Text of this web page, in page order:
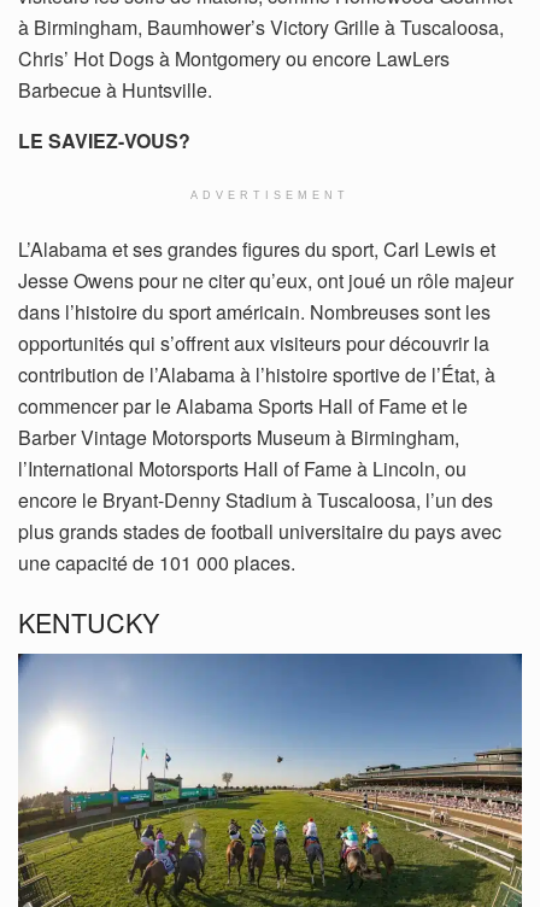
à Birmingham, Baumhower’s Victory Grille à Tuscaloosa,
Chris’ Hot Dogs à Montgomery ou encore LawLers
Barbecue à Huntsville.
LE SAVIEZ-VOUS?
ADVERTISEMENT
L’Alabama et ses grandes figures du sport, Carl Lewis et
Jesse Owens pour ne citer qu’eux, ont joué un rôle majeur
dans l’histoire du sport américain. Nombreuses sont les
opportunités qui s’offrent aux visiteurs pour découvrir la
contribution de l’Alabama à l’histoire sportive de l’État, à
commencer par le Alabama Sports Hall of Fame et le
Barber Vintage Motorsports Museum à Birmingham,
l’International Motorsports Hall of Fame à Lincoln, ou
encore le Bryant-Denny Stadium à Tuscaloosa, l’un des
plus grands stades de football universitaire du pays avec
une capacité de 101 000 places.
KENTUCKY